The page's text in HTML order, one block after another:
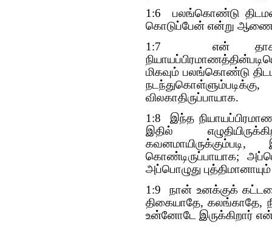
1:6 பலங்கொண்டு
கொடுப்பேன் என்று
1:7 என்
மிகவும் பலங்கொண்டு
விலகாதிருப்பாயாக.
1:8 இந்த நியாயப்பிரமாண
இதில்
கொண்டிருப்பாயாக;
அப்பொழுது
1:9 நான் உனக்குக்
திகையாதே, கலங்காதே,
உன்னோடே இருக்கிறார்